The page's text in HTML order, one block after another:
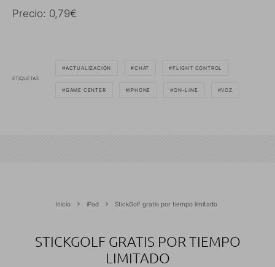
Precio: 0,79€
ETIQUETAS
ACTUALIZACIÓN CHAT FLIGHT CONTROL
GAME CENTER IPHONE ON-LINE VOZ
Inicio iPad StickGolf gratis por tiempo limitado
STICKGOLF GRATIS POR TIEMPO
LIMITADO